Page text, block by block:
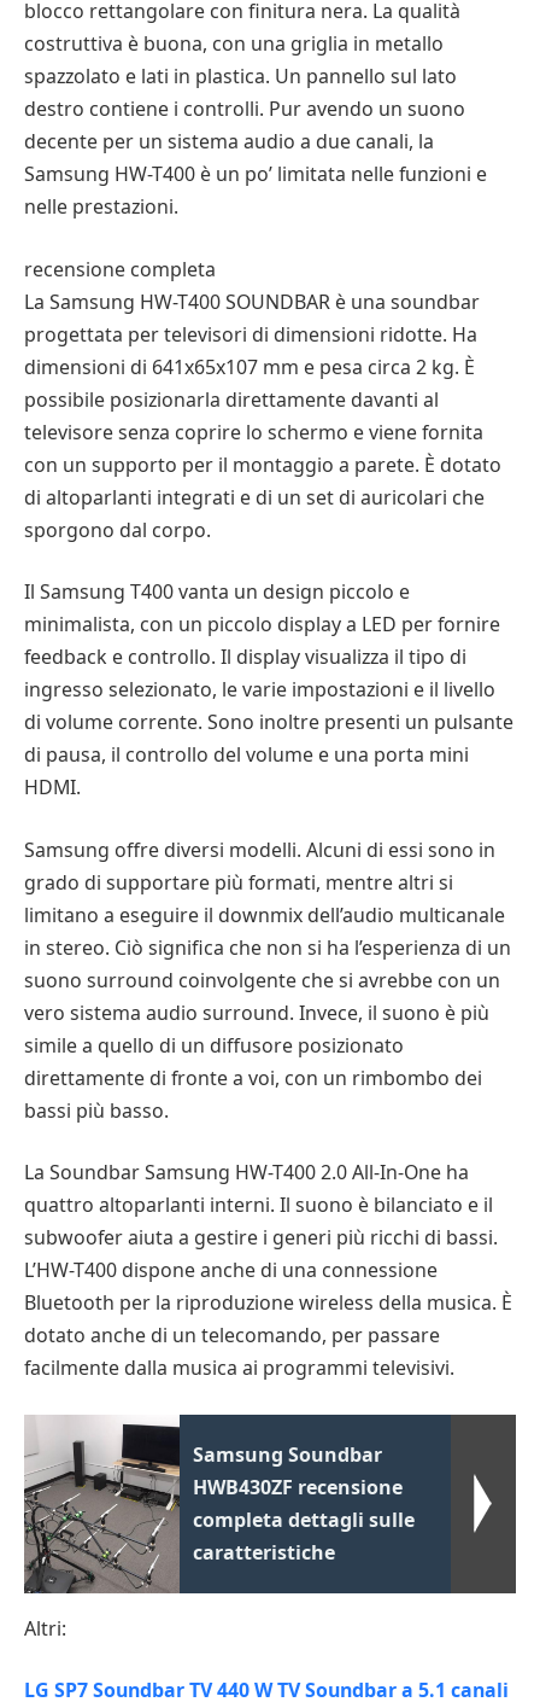
blocco rettangolare con finitura nera. La qualità
costruttiva è buona, con una griglia in metallo
spazzolato e lati in plastica. Un pannello sul lato
destro contiene i controlli. Pur avendo un suono
decente per un sistema audio a due canali, la
Samsung HW-T400 è un po’ limitata nelle funzioni e
nelle prestazioni.
recensione completa
La Samsung HW-T400 SOUNDBAR è una soundbar
progettata per televisori di dimensioni ridotte. Ha
dimensioni di 641x65x107 mm e pesa circa 2 kg. È
possibile posizionarla direttamente davanti al
televisore senza coprire lo schermo e viene fornita
con un supporto per il montaggio a parete. È dotato
di altoparlanti integrati e di un set di auricolari che
sporgono dal corpo.
Il Samsung T400 vanta un design piccolo e
minimalista, con un piccolo display a LED per fornire
feedback e controllo. Il display visualizza il tipo di
ingresso selezionato, le varie impostazioni e il livello
di volume corrente. Sono inoltre presenti un pulsante
di pausa, il controllo del volume e una porta mini
HDMI.
Samsung offre diversi modelli. Alcuni di essi sono in
grado di supportare più formati, mentre altri si
limitano a eseguire il downmix dell’audio multicanale
in stereo. Ciò significa che non si ha l’esperienza di un
suono surround coinvolgente che si avrebbe con un
vero sistema audio surround. Invece, il suono è più
simile a quello di un diffusore posizionato
direttamente di fronte a voi, con un rimbombo dei
bassi più basso.
La Soundbar Samsung HW-T400 2.0 All-In-One ha
quattro altoparlanti interni. Il suono è bilanciato e il
subwoofer aiuta a gestire i generi più ricchi di bassi.
L’HW-T400 dispone anche di una connessione
Bluetooth per la riproduzione wireless della musica. È
dotato anche di un telecomando, per passare
facilmente dalla musica ai programmi televisivi.
Samsung Soundbar
HWB430ZF recensione
completa dettagli sulle
caratteristiche
Altri:
LG SP7 Soundbar TV 440 W TV Soundbar a 5.1 canali